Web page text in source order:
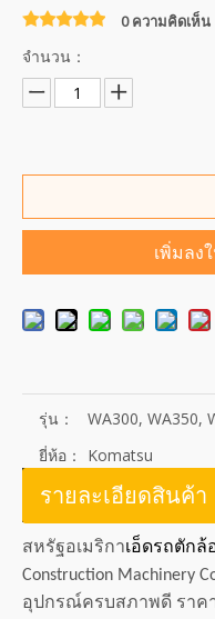
0 ความคิดเห็น
จำนวน：
เพิ่มลง
รุ่น：
WA300, WA350,
ยี่ห้อ：
Komatsu
รายละเอียดสินค้า
สหรัฐอเมริกาเอ็ดรถตัก
Construction Machinery
อุปกรณ์ครบสภาพดี ราค